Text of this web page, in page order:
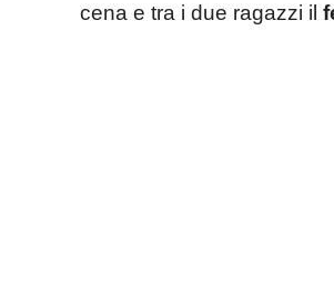
cena e tra i due ragazzi il